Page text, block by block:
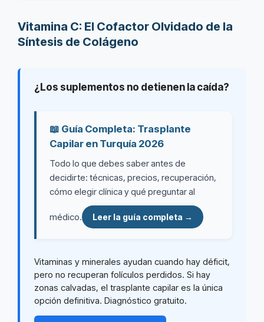
Vitamina C: El Cofactor Olvidado de la
Síntesis de Colágeno
¿Los suplementos no detienen la caída?
📖 Guía Completa: Trasplante
Capilar en Turquía 2026
Todo lo que debes saber antes de
decidirte: técnicas, precios, recuperación,
cómo elegir clínica y qué preguntar al
médico. Leer la guía completa →
Vitaminas y minerales ayudan cuando hay déficit,
pero no recuperan folículos perdidos. Si hay
zonas calvadas, el trasplante capilar es la única
opción definitiva. Diagnóstico gratuito.